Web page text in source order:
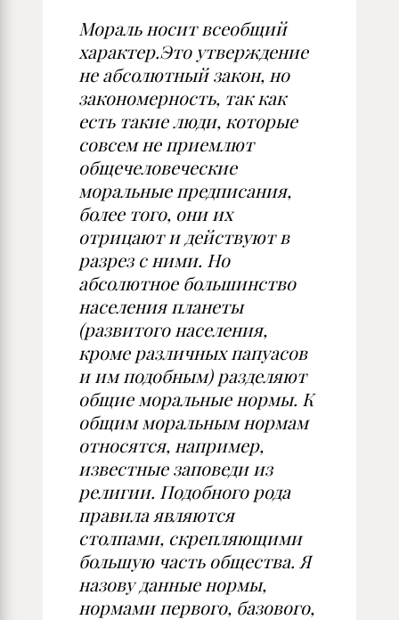
Мораль носит всеобщий
характер.Это утверждение
не абсолютный закон, но
закономерность, так как
есть такие люди, которые
совсем не приемлют
общечеловеческие
моральные предписания,
более того, они их
отрицают и действуют в
разрез с ними. Но
абсолютное большинство
населения планеты
(развитого населения,
кроме различных папуасов
и им подобным) разделяют
общие моральные нормы. К
общим моральным нормам
относятся, например,
известные заповеди из
религии. Подобного рода
правила являются
столпами, скрепляющими
большую часть общества. Я
назову данные нормы,
нормами первого, базового,